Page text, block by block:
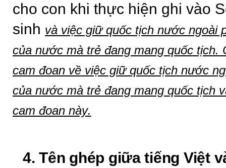
cho con khi thực hiện ghi vào
sinh và việc giữ quốc tịch nước ngoài
của nước mà trẻ đang mang quốc tịch.
cam đoan về việc giữ quốc tịch nước
của nước mà trẻ đang mang quốc tịch
cam đoan này.
4. Tên ghép giữa tiếng Việt